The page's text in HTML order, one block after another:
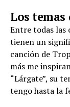
Los
Entre todas las
tienen un
canción de
más me
“Lárgate”, su
tengo hasta la